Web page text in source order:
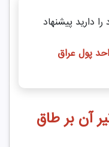
دارید پیشنهاد
پول عراق
آن بر طاق